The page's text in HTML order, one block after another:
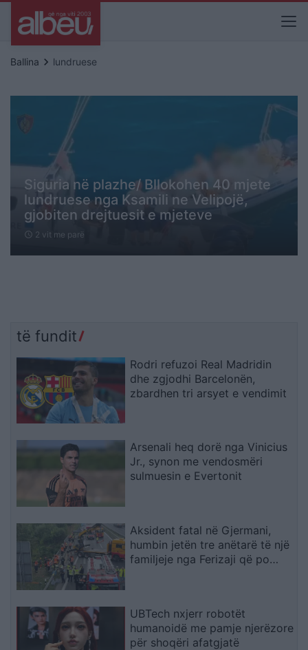
Ballina keyboard_arrow_right lundruese
Siguria në plazhe/ Bllokohen 40 mjete
lundruese nga Ksamili ne Velipojë,
gjobiten drejtuesit e mjeteve
schedule 2 vit me parë
të fundit
Rodri refuzoi Real Madridin
dhe zgjodhi Barcelonën,
zbardhen tri arsyet e vendimit
Arsenali heq dorë nga Vinicius
Jr., synon me vendosmëri
sulmuesin e Evertonit
Aksident fatal në Gjermani,
humbin jetën tre anëtarë të një
familjeje nga Ferizaji që po
UBTech nxjerr robotët
humanoidë me pamje njerëzore
për shoqëri afatgjatë